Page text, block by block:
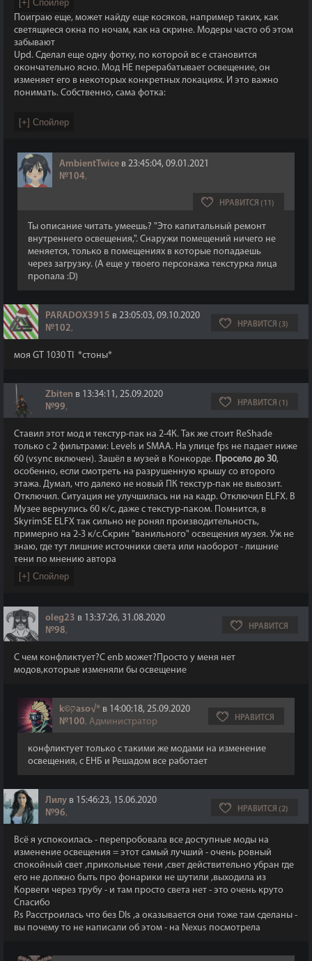
Поиграю еще, может найду еще косяков, например таких, как
светящиеся окна по ночам, как на скрине. Модеры часто об этом
забывают
Upd. Сделал еще одну фотку, по которой вс е становится
окончательно ясно. Мод НЕ перерабатывает освещение, он
изменяет его в некоторых конкретных локациях. И это важно
понимать. Собственно, сама фотка:
AmbientTwice в 23:45:04, 09.01.2021
№104,
НРАВИТСЯ (11)
Ты описание читать умеешь? "Это капитальный ремонт
внутреннего освещения,". Снаружи помещений ничего не
меняется, только в помещениях в которые попадаешь
через загрузку. (А еще у твоего персонажа текстурка лица
пропала :D)
PARADOX3915 в 23:05:03, 09.10.2020
№102, НРАВИТСЯ (3)
моя GT 1030 TI *стоны*
Zbiten в 13:34:11, 25.09.2020
№99, НРАВИТСЯ (1)
Ставил этот мод и текстур-пак на 2-4К. Так же стоит ReShade
только с 2 фильтрами: Levels и SMAA. На улице fps не падает ниже
60 (vsync включен). Зашёл в музей в Конкорде. Просело до 30,
особенно, если смотреть на разрушенную крышу со второго
этажа. Думал, что далеко не новый ПК текстур-пак не вывозит.
Отключил. Ситуация не улучшилась ни на кадр. Отключил ELFX. В
Музее вернулись 60 к/с, даже с текстур-паком. Помнится, в
SkyrimSE ELFX так сильно не ронял производительность,
примерно на 2-3 к/с.Скрин "ванильного" освещения музея. Уж не
знаю, где тут лишние источники света или наоборот - лишние
тени по мнению автора
oleg23 в 13:37:26, 31.08.2020
№98, НРАВИТСЯ
С чем конфликтует?С enb может?Просто у меня нет
модов,которые изменяли бы освещение
k©קaso√® в 14:00:18, 25.09.2020
№100, Администратор НРАВИТСЯ
конфликтует только с такими же модами на изменение
освещения, с ЕНБ и Решадом все работает
Лилу в 15:46:23, 15.06.2020
№96, НРАВИТСЯ (2)
Всё я успокоилась - перепробовала все доступные моды на
изменение освещения = этот самый лучший - очень ровный
спокойный свет ,прикольные тени ,свет действительно убран где
его не должно быть про фонарики не шутили ,выходила из
Корвеги через трубу - и там просто света нет - это очень круто
Спасибо
P.s Расстроилась что без Dls ,а оказывается они тоже там сделаны -
вы почему то не написали об этом - на Nexus посмотрела